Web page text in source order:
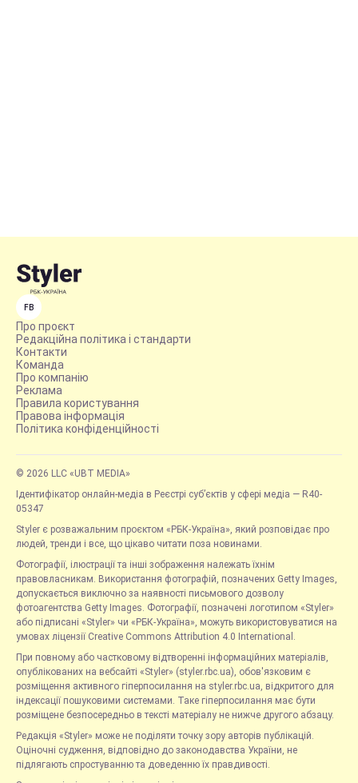
FB
Про проєкт
Редакційна політика і стандарти
Контакти
Команда
Про компанію
Реклама
Правила користування
Правова інформація
Політика конфіденційності
© 2026 LLC «UBT MEDIA»
Ідентифікатор онлайн-медіа в Реєстрі суб’єктів у сфері медіа — R40-
05347
Styler є розважальним проєктом «РБК-Україна», який розповідає про
людей, тренди і все, що цікаво читати поза новинами.
Фотографії, ілюстрації та інші зображення належать їхнім
правовласникам. Використання фотографій, позначених Getty Images,
допускається виключно за наявності письмового дозволу
фотоагентства Getty Images. Фотографії, позначені логотипом «Styler»
або підписані «Styler» чи «РБК-Україна», можуть використовуватися на
умовах ліцензії Creative Commons Attribution 4.0 International.
При повному або частковому відтворенні інформаційних матеріалів,
опублікованих на вебсайті «Styler» (styler.rbc.ua), обов'язковим є
розміщення активного гіперпосилання на styler.rbc.ua, відкритого для
індексації пошуковими системами. Таке гіперпосилання має бути
розміщене безпосередньо в тексті матеріалу не нижче другого абзацу.
Редакція «Styler» може не поділяти точку зору авторів публікацій.
Оціночні судження, відповідно до законодавства України, не
підлягають спростуванню та доведенню їх правдивості.